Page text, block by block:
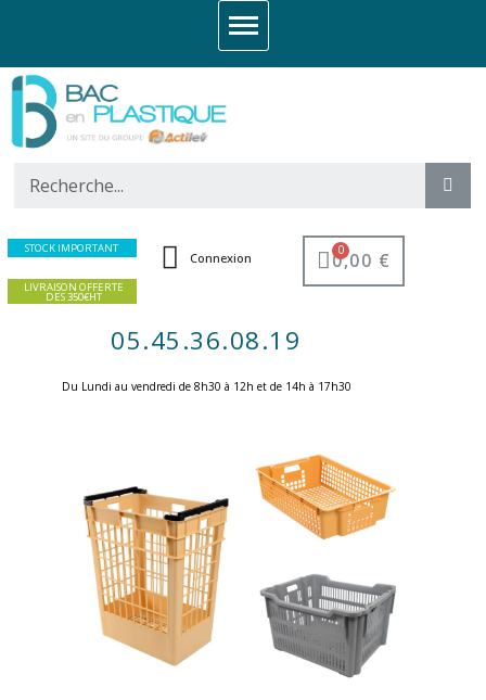
STOCK IMPORTANT
LIVRAISON OFFERTE
DES 350€HT
Connexion 0,00 €
05.45.36.08.19
Du Lundi au vendredi de 8h30 à 12h et de 14h à 17h30 ​